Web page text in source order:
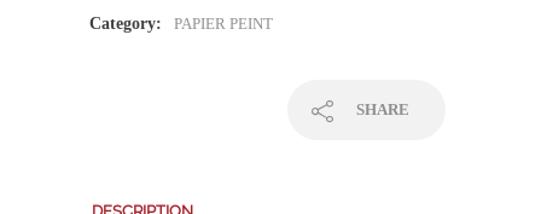
Category: PAPIER PEINT
SHARE